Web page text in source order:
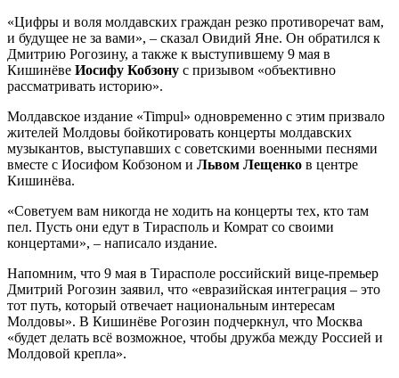
«Цифры и воля молдавских граждан резко противоречат вам,
и будущее не за вами», – сказал Овидий Яне. Он обратился к
Дмитрию Рогозину, а также к выступившему 9 мая в
Кишинёве Иосифу Кобзону с призывом «объективно
рассматривать историю».
Молдавское издание «Timpul» одновременно с этим призвало
жителей Молдовы бойкотировать концерты молдавских
музыкантов, выступавших с советскими военными песнями
вместе с Иосифом Кобзоном и Львом Лещенко в центре
Кишинёва.
«Советуем вам никогда не ходить на концерты тех, кто там
пел. Пусть они едут в Тирасполь и Комрат со своими
концертами», – написало издание.
Напомним, что 9 мая в Тирасполе российский вице-премьер
Дмитрий Рогозин заявил, что «евразийская интеграция – это
тот путь, который отвечает национальным интересам
Молдовы». В Кишинёве Рогозин подчеркнул, что Москва
«будет делать всё возможное, чтобы дружба между Россией и
Молдовой крепла».